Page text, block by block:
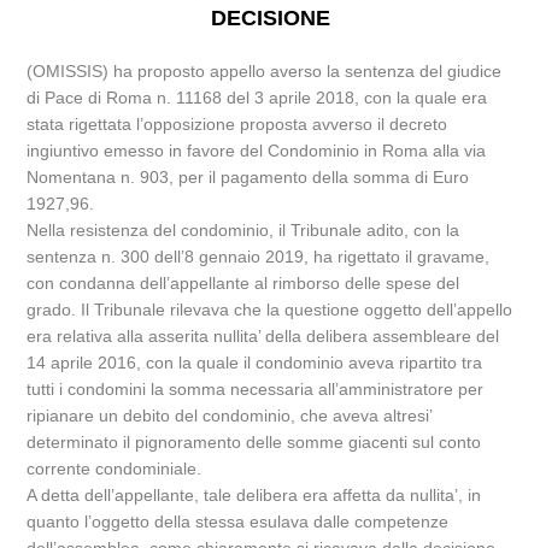
DECISIONE
(OMISSIS) ha proposto appello averso la sentenza del giudice
di Pace di Roma n. 11168 del 3 aprile 2018, con la quale era
stata rigettata l’opposizione proposta avverso il decreto
ingiuntivo emesso in favore del Condominio in Roma alla via
Nomentana n. 903, per il pagamento della somma di Euro
1927,96.
Nella resistenza del condominio, il Tribunale adito, con la
sentenza n. 300 dell’8 gennaio 2019, ha rigettato il gravame,
con condanna dell’appellante al rimborso delle spese del
grado. Il Tribunale rilevava che la questione oggetto dell’appello
era relativa alla asserita nullita’ della delibera assembleare del
14 aprile 2016, con la quale il condominio aveva ripartito tra
tutti i condomini la somma necessaria all’amministratore per
ripianare un debito del condominio, che aveva altresi’
determinato il pignoramento delle somme giacenti sul conto
corrente condominiale.
A detta dell’appellante, tale delibera era affetta da nullita’, in
quanto l’oggetto della stessa esulava dalle competenze